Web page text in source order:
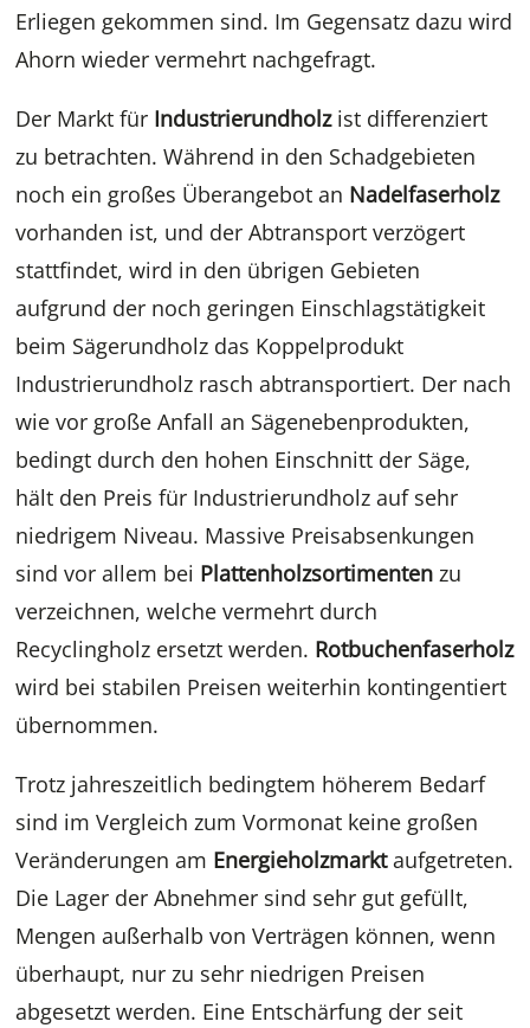
Erliegen gekommen sind. Im Gegensatz dazu wird
Ahorn wieder vermehrt nachgefragt.
Der Markt für Industrierundholzist differenziert
zu betrachten. Während in den Schadgebieten
noch ein großes Überangebot an Nadelfaserholz
vorhanden ist, und der Abtransport verzögert
stattfindet, wird in den übrigen Gebieten
aufgrund der noch geringen Einschlagstätigkeit
beim Sägerundholz das Koppelprodukt
Industrierundholz rasch abtransportiert. Der nach
wie vor große Anfall an Sägenebenprodukten,
bedingt durch den hohen Einschnitt der Säge,
hält den Preis für Industrierundholz auf sehr
niedrigem Niveau. Massive Preisabsenkungen
sind vor allem bei Plattenholzsortimenten zu
verzeichnen, welche vermehrt durch
Recyclingholz ersetzt werden. Rotbuchenfaserholz
wird bei stabilen Preisen weiterhin kontingentiert
übernommen.
Trotz jahreszeitlich bedingtem höherem Bedarf
sind im Vergleich zum Vormonat keine großen
Veränderungen am Energieholzmarktaufgetreten.
Die Lager der Abnehmer sind sehr gut gefüllt,
Mengen außerhalb von Verträgen können, wenn
überhaupt, nur zu sehr niedrigen Preisen
abgesetzt werden. Eine Entschärfung der seit